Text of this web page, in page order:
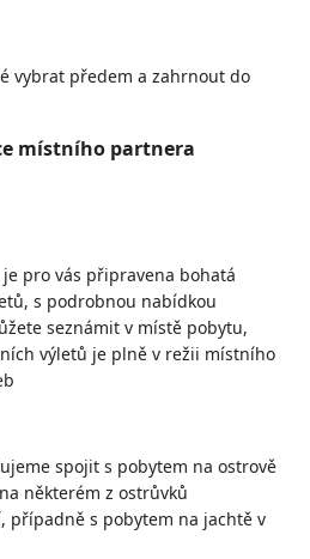
vybrat předem a zahrnout do
místního partnera
pro vás připravena bohatá
s podrobnou nabídkou
seznámit v místě pobytu,
výletů je plně v režii místního
spojit s pobytem na ostrově
některém z ostrůvků
případně s pobytem na jachtě v